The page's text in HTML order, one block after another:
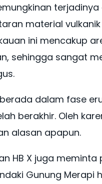
material
ini mencakup
sehingga sangat
dalam fase
berakhir. Oleh
alasan apapun.
HB X juga
Gunung Merapi